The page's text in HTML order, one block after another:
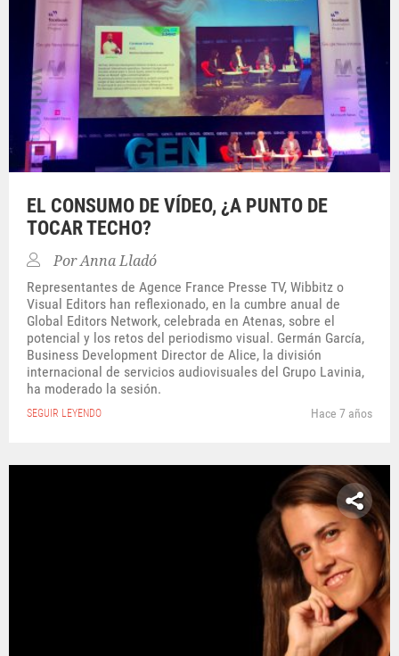
EL CONSUMO DE VÍDEO, ¿A PUNTO DE
TOCAR TECHO?
PorAnna Lladó
Representantes de Agence France Presse TV, Wibbitz o
Visual Editors han reflexionado, en la cumbre anual de
Global Editors Network, celebrada en Atenas, sobre el
potencial y los retos del periodismo visual. Germán García,
Business Development Director de Alice, la división
internacional de servicios audiovisuales del Grupo Lavinia,
ha moderado la sesión.
SEGUIR LEYENDO Hace 7 años